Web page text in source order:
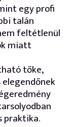
egy profi
talán
feltétlenül
miatt
tőke,
praktika.